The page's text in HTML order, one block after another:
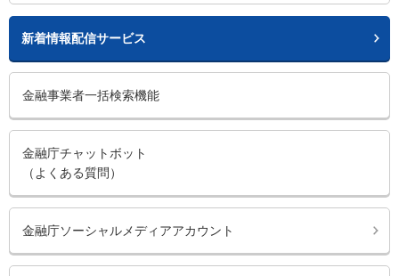
新着情報配信サービス
金融事業者一括検索機能
金融庁チャットボット
（よくある質問）
金融庁ソーシャルメディアアカウント